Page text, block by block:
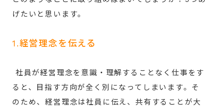
げたいと思います。
1.経営理念を伝える
社員が経営理念を意識・理解することなく仕事をす
ると、目指す方向が全く別になってしまいます。そ
のため、経営理念は社員に伝え、共有することが大